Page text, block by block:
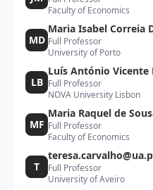
Faculty of Economics
MD
Maria Isabel Correia
Full Professor
University of Porto
LB
Luís António Vicente
Full Professor
NOVA University Lisbon
MF
Maria Raquel de
Full Professor
Faculty of Economics
T
Full Professor
University of Aveiro